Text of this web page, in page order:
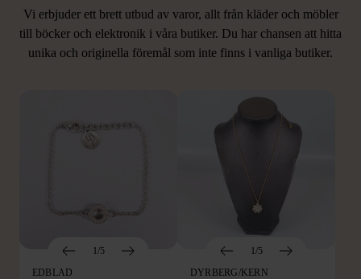
Vi erbjuder ett brett utbud av varor, allt från kläder och möbler
till böcker och elektronik i våra butiker. Du har chansen att hitta
unika och originella föremål som inte finns i vanliga butiker.
LIKNANDE PRODUKTER
Hitta produkter som påminner om denna
1/5
EDBLAD
1/5
DYRBERG/KERN